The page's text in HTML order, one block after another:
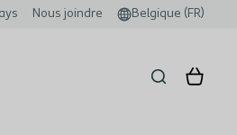
Nous joindre Belgique (FR)